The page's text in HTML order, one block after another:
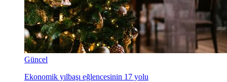
Güncel
Ekonomik yılbaşı eğlencesinin 17 yolu